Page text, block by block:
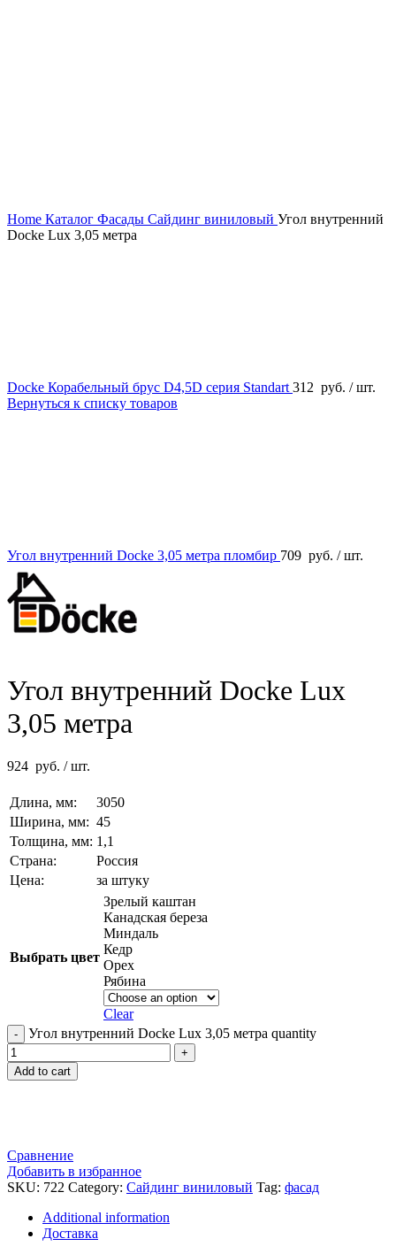
Home Каталог Фасады Сайдинг виниловый Угол внутренний
Docke Lux 3,05 метра
Docke Корабельный брус D4,5D серия Standart 312 руб. / шт.
Вернуться к списку товаров
Угол внутренний Docke 3,05 метра пломбир 709 руб. / шт.
Угол внутренний Docke Lux
3,05 метра
924 руб. / шт.
Длина, мм:
3050
Ширина, мм: 45
Толщина, мм: 1,1
Страна:
Россия
Цена:
за штуку
Выбрать цвет
Зрелый каштан
Канадская береза
Миндаль
Кедр
Орех
Рябина
Clear
Угол внутренний Docke Lux 3,05 метра quantity
Add to cart
Сравнение
Добавить в избранное
SKU: 722 Category: Сайдинг виниловый Tag: фасад
Additional information
Доставка